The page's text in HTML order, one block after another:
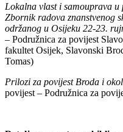
Lokalna vlast i samouprava
Zbornik radova znanstvenog
održanog u Osijeku 22-23.
– Podružnica za povijest
fakultet Osijek, Slavonski
Tomas)
Prilozi za povijest Broda i
povijest – Podružnica za